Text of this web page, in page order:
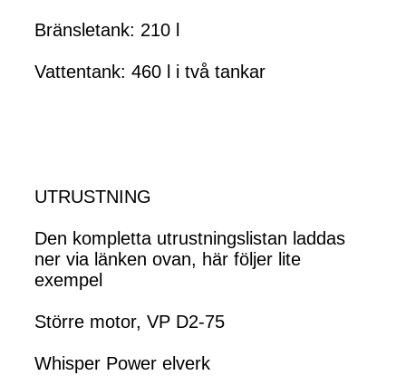
Bränsletank: 210 l
Vattentank: 460 l i två tankar
UTRUSTNING
Den kompletta utrustningslistan laddas
ner via länken ovan, här följer lite
exempel
Större motor, VP D2-75
Whisper Power elverk